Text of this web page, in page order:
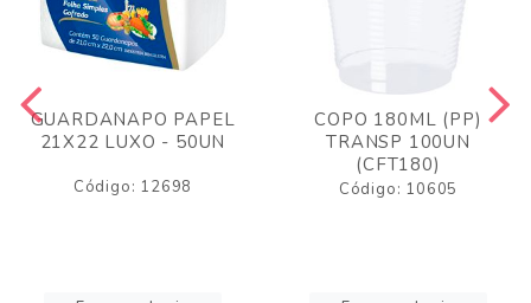
GUARDANAPO PAPEL
21X22 LUXO - 50UN
Código: 12698
COPO 180ML (PP)
TRANSP 100UN
(CFT180)
Código: 10605